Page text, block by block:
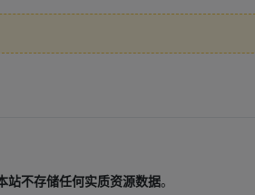
站不存储任何实质资源数据。